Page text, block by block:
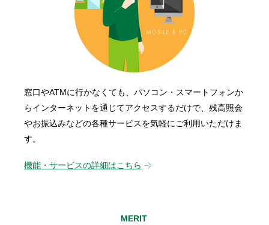
窓口やATMに行かなくても、パソコン・スマートフォンか
らインターネットを通じてアクセスするだけで、残高照会
やお振込みなどの各種サービスを気軽にご利用いただけま
す。
機能・サービスの詳細はこちら
MERIT